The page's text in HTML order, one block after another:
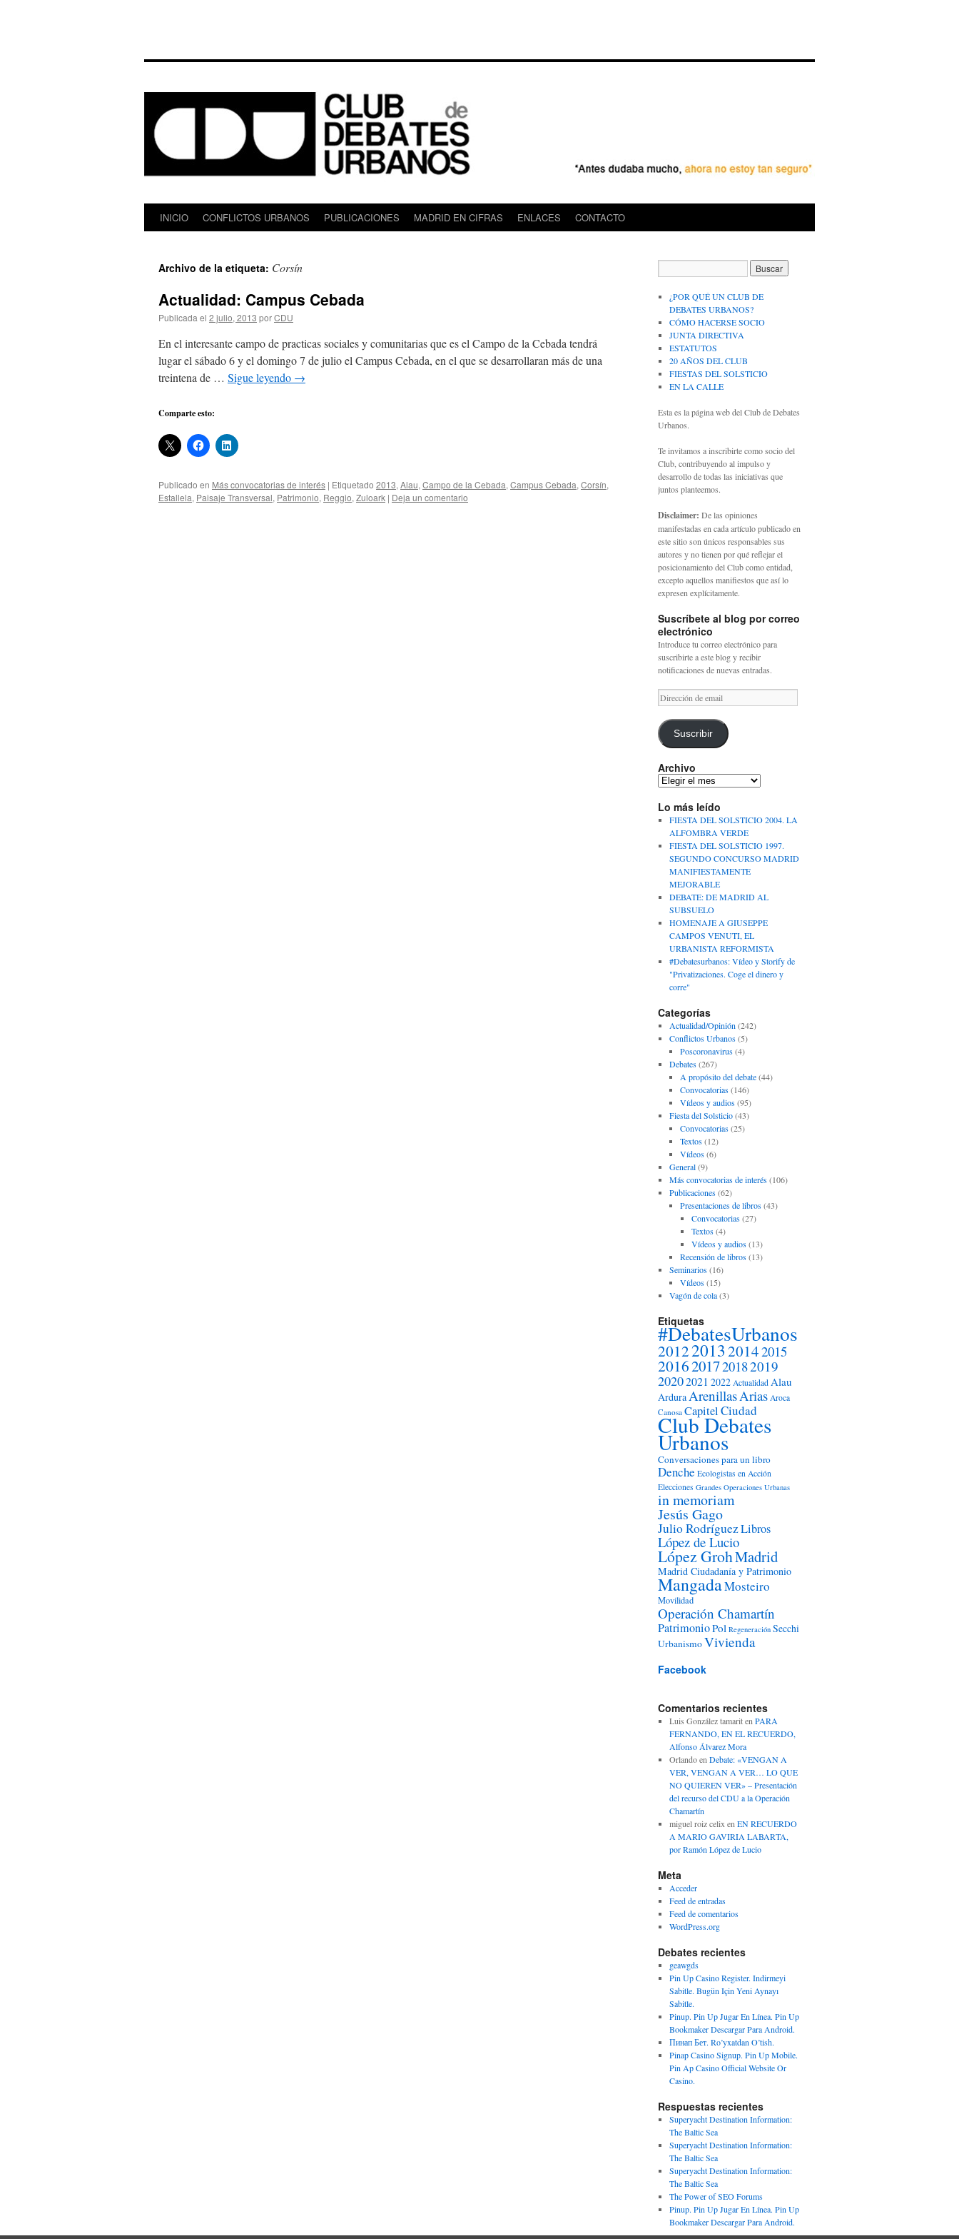
Saltar
contenido
INICIO CONFLICTOS URBANOS PUBLICACIONES MADRID EN CIFRAS ENLACES CONTACTO
Archivo de la etiqueta: Corsín
Actualidad: Campus Cebada
Publicada el 2 julio, 2013 porCDU
En el interesante campo de practicas sociales y comunitarias que es el Campo de la Cebada tendrá
lugar el sábado 6 y el domingo 7 de julio el Campus Cebada, en el que se desarrollaran más de una
treintena de … Sigue leyendo →
Comparte esto:
Publicado en Más convocatorias de interés | Etiquetado 2013, Alau, Campo de la Cebada, Campus Cebada, Corsín,
Estallela, Paisaje Transversal, Patrimonio, Reggio, Zuloark | Deja un comentario
¿POR QUÉ UN CLUB DE
DEBATES URBANOS?
CÓMO HACERSE SOCIO
JUNTA DIRECTIVA
ESTATUTOS
20 AÑOS DEL CLUB
FIESTAS DEL SOLSTICIO
EN LA CALLE
Esta es la página web del Club de Debates
Urbanos.
Te invitamos a inscribirte como socio del
Club, contribuyendo al impulso y
desarrollo de todas las iniciativas que
juntos planteemos.
Disclaimer: De las opiniones
manifestadas en cada artículo publicado en
este sitio son únicos responsables sus
autores y no tienen por qué reflejar el
posicionamiento del Club como entidad,
excepto aquellos manifiestos que así lo
expresen explícitamente.
Suscríbete al blog por correo
electrónico
Introduce tu correo electrónico para
suscribirte a este blog y recibir
notificaciones de nuevas entradas.
Dirección
de
email
Suscribir
Archivo
Archivo
Lo más leído
FIESTA DEL SOLSTICIO 2004. LA
ALFOMBRA VERDE
FIESTA DEL SOLSTICIO 1997.
SEGUNDO CONCURSO MADRID
MANIFIESTAMENTE
MEJORABLE
DEBATE: DE MADRID AL
SUBSUELO
HOMENAJE A GIUSEPPE
CAMPOS VENUTI, EL
URBANISTA REFORMISTA
#Debatesurbanos: Vídeo y Storify de
"Privatizaciones. Coge el dinero y
corre"
Categorías
Actualidad/Opinión (242)
Conflictos Urbanos(5)
Poscoronavirus(4)
Debates(267)
A propósito del debate(44)
Convocatorias(146)
Vídeos y audios(95)
Fiesta del Solsticio(43)
Convocatorias(25)
Textos(12)
Vídeos(6)
General(9)
Más convocatorias de interés(106)
Publicaciones(62)
Presentaciones de libros(43)
Convocatorias(27)
Textos(4)
Vídeos y audios(13)
Recensión de libros(13)
Seminarios(16)
Vídeos(15)
Vagón de cola(3)
Etiquetas
#DebatesUrbanos
2012201320142015
2016201720182019
20202021 2022 Actualidad Alau
ArduraArenillasArias Aroca
Canosa CapitelCiudad
Club Debates
Urbanos
Conversaciones para un libro
Denche Ecologistas en Acción
Elecciones Grandes Operaciones Urbanas
in memoriam
Jesús Gago
Julio RodríguezLibros
López de Lucio
López GrohMadrid
Madrid Ciudadanía y Patrimonio
MangadaMosteiro
Movilidad
Operación Chamartín
PatrimonioPol Regeneración Secchi
UrbanismoVivienda
Facebook
Comentarios recientes
Luis González tamariten PARA
FERNANDO, EN EL RECUERDO,
Alfonso Álvarez Mora
Orlandoen Debate: «VENGAN A
VER, VENGAN A VER… LO QUE
NO QUIEREN VER» – Presentación
del recurso del CDU a la Operación
Chamartín
miguel roiz celix en EN RECUERDO
A MARIO GAVIRIA LABARTA,
por Ramón López de Lucio
Meta
Acceder
Feed de entradas
Feed de comentarios
WordPress.org
Debates recientes
geawgds
Pin Up Casino Register. Indirmeyi
Sabitle. Bugün Için Yeni Aynayı
Sabitle.
Pinup. Pin Up Jugar En Línea. Pin Up
Bookmaker Descargar Para Android.
Пинап Бет. Ro’yxatdan O’tish.
Pinap Casino Signup. Pin Up Mobile.
Pin Ap Casino Official Website Or
Casino.
Respuestas recientes
Superyacht Destination Information:
The Baltic Sea
Superyacht Destination Information:
The Baltic Sea
Superyacht Destination Information:
The Baltic Sea
The Power of SEO Forums
Pinup. Pin Up Jugar En Línea. Pin Up
Bookmaker Descargar Para Android.